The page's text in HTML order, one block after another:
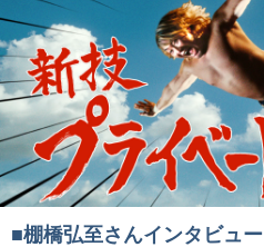
■棚橋弘至さんインタビュー